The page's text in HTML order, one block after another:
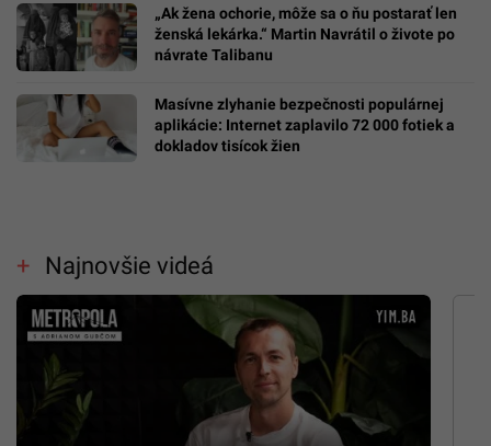
„Ak žena ochorie, môže sa o ňu postarať len
ženská lekárka.“ Martin Navrátil o živote po
návrate Talibanu
Masívne zlyhanie bezpečnosti populárnej
aplikácie: Internet zaplavilo 72 000 fotiek a
dokladov tisícok žien
Najnovšie videá